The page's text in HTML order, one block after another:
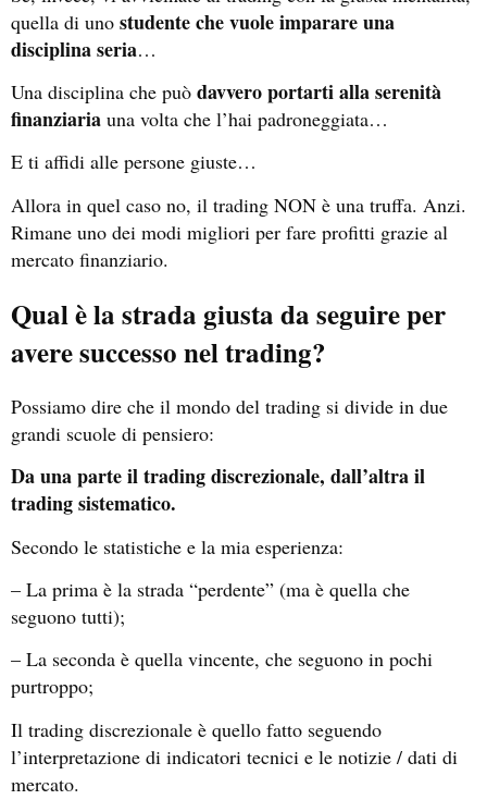
quella di uno studente che vuole imparare una
disciplina seria…
Una disciplina che può davvero portarti alla serenità
finanziaria una volta che l’hai padroneggiata…
E ti affidi alle persone giuste…
Allora in quel caso no, il trading NON è una truffa. Anzi.
Rimane uno dei modi migliori per fare profitti grazie al
mercato finanziario.
Qual è la strada giusta da seguire per
avere successo nel trading?
Possiamo dire che il mondo del trading si divide in due
grandi scuole di pensiero:
Da una parte il trading discrezionale, dall’altra il
trading sistematico.
Secondo le statistiche e la mia esperienza:
– La prima è la strada “perdente” (ma è quella che
seguono tutti);
– La seconda è quella vincente, che seguono in pochi
purtroppo;
Il trading discrezionale è quello fatto seguendo
l’interpretazione di indicatori tecnici e le notizie / dati di
mercato.